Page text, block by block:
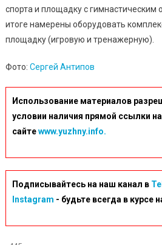
спорта и площадку с гимнастическим
итоге намерены оборудовать
площадку (игровую и тренажерную).
Фото: Сергей Антипов
Использование материалов
условии наличия прямой ссылки
сайтеwww.yuzhny.info.
Подписывайтесь на наш канал в
Instagram - будьте всегда в курсе